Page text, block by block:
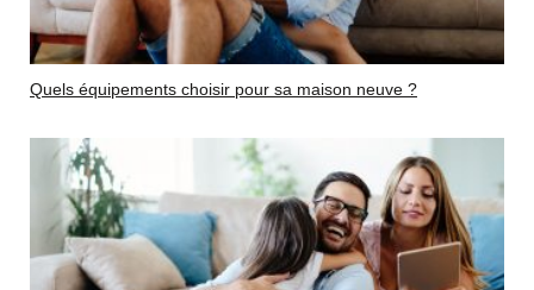
Quels équipements choisir pour sa maison neuve ?